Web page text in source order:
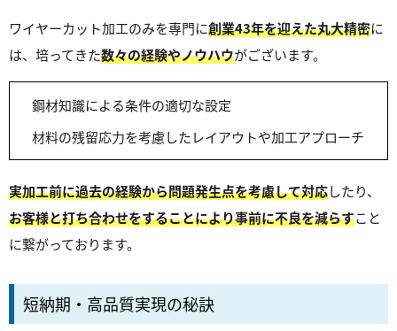
ワイヤーカット加工のみを専門に創業43年を迎えた丸大精密に
は、培ってきた数々の経験やノウハウがございます。
鋼材知識による条件の適切な設定
材料の残留応力を考慮したレイアウトや加工アプローチ
実加工前に過去の経験から問題発生点を考慮して対応したり、
お客様と打ち合わせをすることにより事前に不良を減らすこと
に繋がっております。
短納期・高品質実現の秘訣